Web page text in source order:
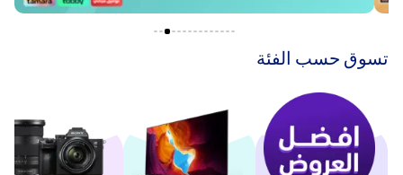
‫تسوق حسب الفئة‬